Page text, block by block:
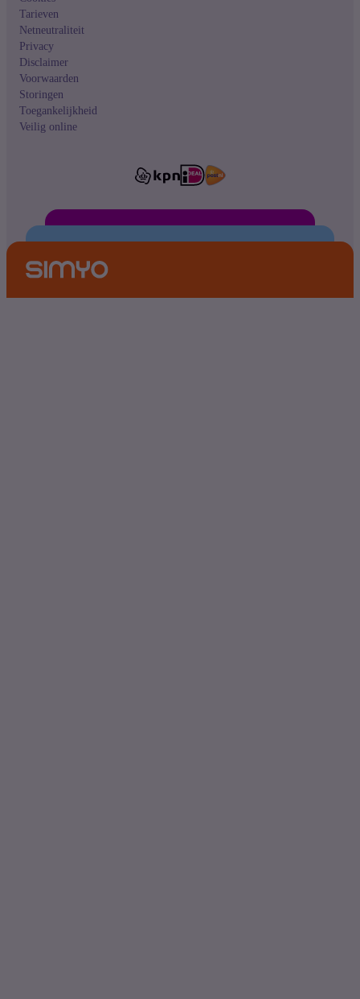
Tarieven
Netneutraliteit
Privacy
Disclaimer
Voorwaarden
Storingen
Toegankelijkheid
Veilig online